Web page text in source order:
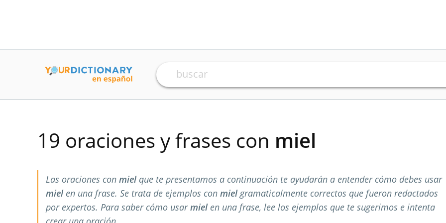
19 oraciones y frases con miel
Las oraciones con mielque te presentamos a continuación te ayudarán a entender cómo debes usar
mielen una frase. Se trata de ejemplos con mielgramaticalmente correctos que fueron redactados
por expertos. Para saber cómo usarmielen una frase, lee los ejemplos que te sugerimos e intenta